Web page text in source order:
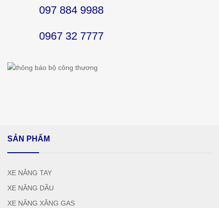
097 884 9988
0967 32 7777
SẢN PHẨM
XE NÂNG TAY
XE NÂNG DẦU
XE NÂNG XĂNG GAS